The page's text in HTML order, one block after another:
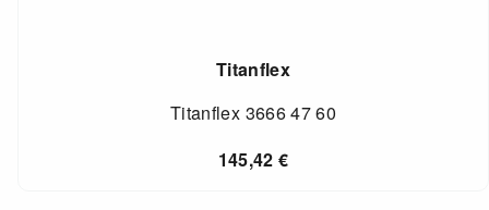
Titanflex
Titanflex 3666 47 60
145,42€